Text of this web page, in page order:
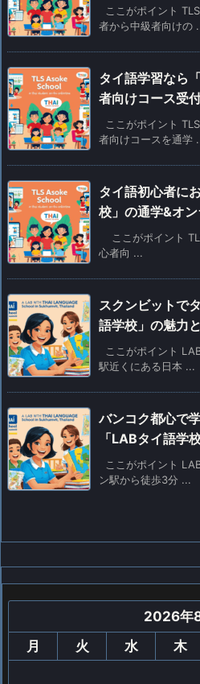
ここがポイント
者から中級者向けの
タイ語学習なら
者向けコース受
ここがポイント
者向けコースを通学
タイ語初心者に
校」の通学&オ
ここがポイント
心者向 ...
スクンビットで
語学校」の魅力
ここがポイント
駅近くにある日本 ...
バンコク都心で
「LABタイ語学
ここがポイント
ン駅から徒歩3分 ...
2026年
月
火 水 木